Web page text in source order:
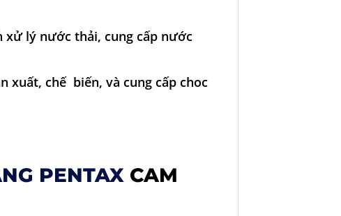
xử lý nước thải, cung cấp nước
xuất, chế biến, và cung cấp choc
PENTAX CAM